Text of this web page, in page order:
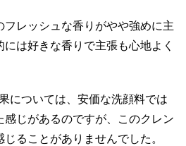
レッシュな香りがやや強めに主
は好きな香りで主張も心地よく
については、安価な洗顔料では
じがあるのですが、このクレン
ることがありませんでした。